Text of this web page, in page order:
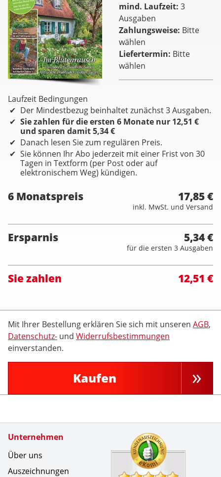
mind. Laufzeit 3
Ausgaben
Zahlungsweise Bitte
wählen
Liefertermin Bitte
wählen
Laufzeit Bedingungen
Der Mindestbezug beinhaltet zunächst 3 Ausgaben.
Sie zahlen für die ersten 6 Monate nur 12,51 €
und sparen damit 5,34 €
Danach lesen Sie zum regulären Preis.
Sie können Ihr Abo jederzeit mit einer Frist von 30
Tagen in Textform (per Post oder auf
elektronischem Weg) kündigen.
6 Monatspreis 17,85 €
inkl. MwSt. und Versand
Ersparnis 5,34 €
für die ersten 3 Ausgaben
Sie zahlen 12,51 €
Mit Ihrer Bestellung erklären Sie sich mit unseren AGB,
Datenschutz- und Widerrufsbestimmungen
einverstanden.
Kaufen
Unternehmen
Über uns
Auszeichnungen
Zertifikate